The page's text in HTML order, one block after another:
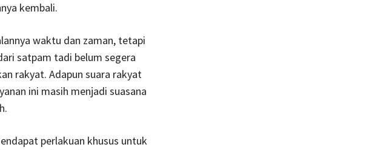
kembali.
waktu dan zaman, tetapi
satpam tadi belum segera
rakyat. Adapun suara rakyat
ini masih menjadi suasana
perlakuan khusus untuk